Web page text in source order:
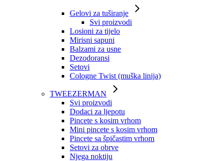
Gelovi za tuširanje
Svi proizvodi
Losioni za tijelo
Mirisni sapuni
Balzami za usne
Dezodoransi
Setovi
Cologne Twist (muška linija)
TWEEZERMAN
Svi proizvodi
Dodaci za ljepotu
Pincete s kosim vrhom
Mini pincete s kosim vrhom
Pincete sa špičastim vrhom
Setovi za obrve
Njega noktiju